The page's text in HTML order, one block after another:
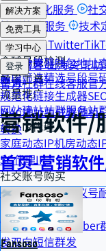
SEO优化服务 社
检测筛选服务
技术
解决方案
自助刷粉
TelegramTwitter
全球号段检测
号段筛选精选号段号
流量推广
网站建站站群服务站
海外IP代理
家庭动态IP机房动态
5G代理IP
社交账号购买
个人号商业号协议号
营销精准触达
WhatsApp群发Viber
发双向短信群发
免费工具
货币工具
汇率计算器钱包地址
效率工具
规范化链接生成器
MAC地址生成器随机
转换
学习中心
精选博客出海资讯
申请
登录
官方社群在线客服官
营销软件/
首页-营销软
Fansoso